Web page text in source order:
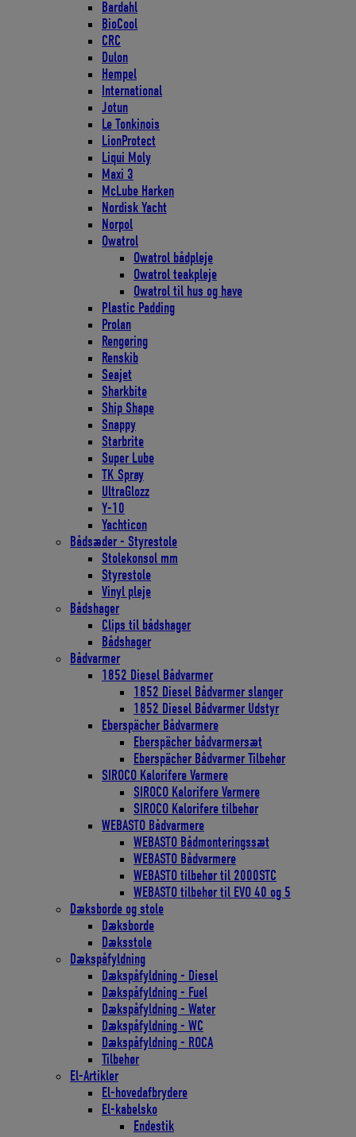
Bardahl
BioCool
CRC
Dulon
Hempel
International
Jotun
Le Tonkinois
LionProtect
Liqui Moly
Maxi 3
McLube Harken
Nordisk Yacht
Norpol
Owatrol
Owatrol bådpleje
Owatrol teakpleje
Owatrol til hus og have
Plastic Padding
Prolan
Rengøring
Renskib
Seajet
Sharkbite
Ship Shape
Snappy
Starbrite
Super Lube
TK Spray
UltraGlozz
Y-10
Yachticon
Bådsæder - Styrestole
Stolekonsol mm
Styrestole
Vinyl pleje
Bådshager
Clips til bådshager
Bådshager
Bådvarmer
1852 Diesel Bådvarmer
1852 Diesel Bådvarmer slanger
1852 Diesel Bådvarmer Udstyr
Eberspächer Bådvarmere
Eberspächer bådvarmersæt
Eberspächer Bådvarmer Tilbehør
SIROCO Kalorifere Varmere
SIROCO Kalorifere Varmere
SIROCO Kalorifere tilbehør
WEBASTO Bådvarmere
WEBASTO Bådmonteringssæt
WEBASTO Bådvarmere
WEBASTO tilbehør til 2000STC
WEBASTO tilbehør til EVO 40 og 5
Dæksborde og stole
Dæksborde
Dæksstole
Dækspåfyldning
Dækspåfyldning - Diesel
Dækspåfyldning - Fuel
Dækspåfyldning - Water
Dækspåfyldning - WC
Dækspåfyldning - ROCA
Tilbehør
El-Artikler
El-hovedafbrydere
El-kabelsko
Endestik